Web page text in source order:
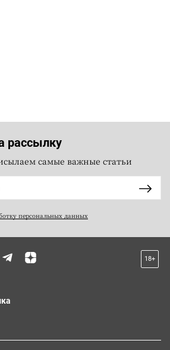
рассылку
самые важные статьи
персональных данных
18+